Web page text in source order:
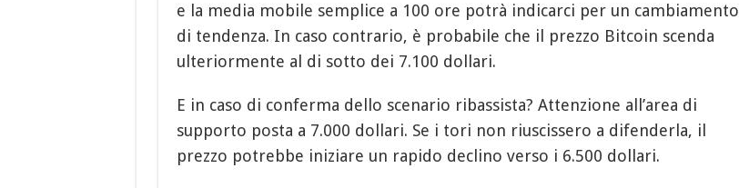
e la media mobile semplice a 100 ore potrà indicarci per un cambiamento
di tendenza. In caso contrario, è probabile che il prezzo Bitcoin scenda
ulteriormente al di sotto dei 7.100 dollari.
E in caso di conferma dello scenario ribassista? Attenzione all’area di
supporto posta a 7.000 dollari. Se i tori non riuscissero a difenderla, il
prezzo potrebbe iniziare un rapido declino verso i 6.500 dollari.